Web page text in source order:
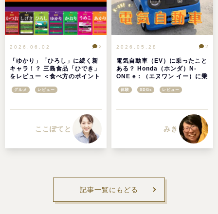
2026.06.02
「ゆかり」「ひろし」に続く新
キャラ！？ 三島食品「ひでき」
をレビュー ＜食べ方のポイント
2
グルメ レビュー
ここぽてと
2026.05.28
電気自動車（EV）に乗ったこと
ある？ Honda（ホンダ）N-
ONE e：（エヌワン イー）に乗
2
体験 SDGs レビュー
みき
記事一覧にもどる